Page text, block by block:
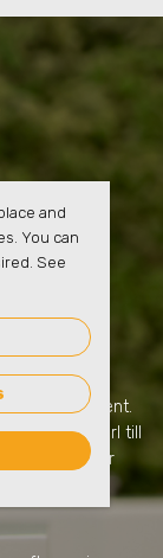
I
in dokument.
– från kärl till
lagar
and
You can
See